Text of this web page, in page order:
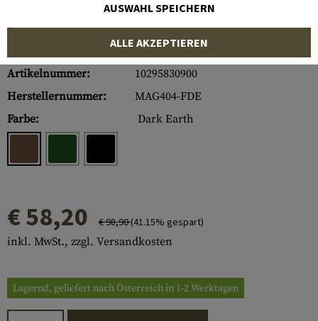
Artikelnummer:
10295830900
Herstellernummer:
MAG404-FDE
Farbe:
Dark Earth
€ 58,20 € 98,90(41.15% gespart)
inkl. MwSt., zzgl. Versandkosten
Lagernd, geliefert nach Österreich in 1-2 Werktagen
AUSWAHL SPEICHERN
ALLE AKZEPTIEREN